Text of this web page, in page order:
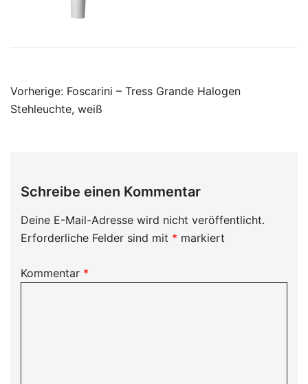
Beitragsnavigation
Vorherige: Foscarini – Tress Grande Halogen
Stehleuchte, weiß
Schreibe einen Kommentar
Deine E-Mail-Adresse wird nicht veröffentlicht.
Erforderliche Felder sind mit * markiert
Kommentar *